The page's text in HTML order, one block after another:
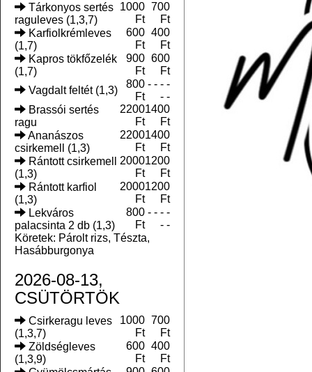
Tárkonyos sertés
raguleves (1,3,7)
1000
Ft
700
Ft
Karfiolkrémleves
(1,7)
600
Ft
400
Ft
Kapros tökfőzelék
(1,7)
900
Ft
600
Ft
Vagdalt feltét (1,3)
800
Ft
- - - -
- -
Brassói sertés
ragu
2200
Ft
1400
Ft
Ananászos
csirkemell (1,3)
2200
Ft
1400
Ft
Rántott csirkemell
(1,3)
2000
Ft
1200
Ft
Rántott karfiol
(1,3)
2000
Ft
1200
Ft
Lekváros
palacsinta 2 db (1,3)
800
Ft
- - - -
- -
Köretek: Párolt rizs, Tészta,
Hasábburgonya
2026-08-13,
CSÜTÖRTÖK
Csirkeragu leves
(1,3,7)
1000
Ft
700
Ft
Zöldségleves
(1,3,9)
600
Ft
400
Ft